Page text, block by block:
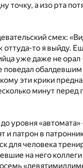
а изо рта
смех:
то я выйду.
уже даже не
поведал
эти крики
минут перед
уровня
патрон в
для человека
на него